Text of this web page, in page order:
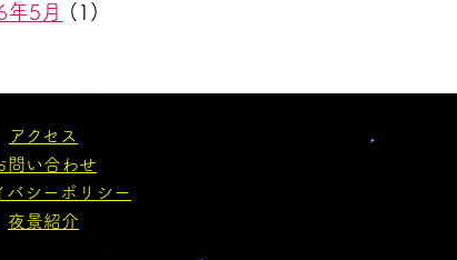
年5月
(1)
アクセス
問い合わせ
バシーポリシー
夜景紹介